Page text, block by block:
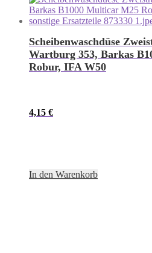
Scheibenwaschdüse
Wartburg 353, Barkas
Robur, IFA W50
4,15 €
In den Warenkorb